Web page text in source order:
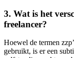
3. Wat is het
freelancer?
Hoewel de termen
gebruikt, is er een